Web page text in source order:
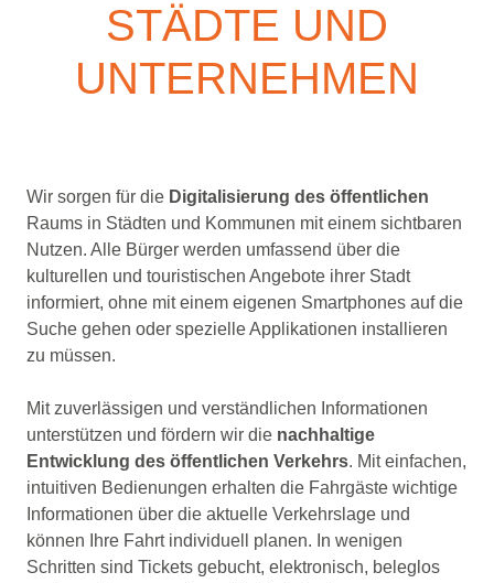
STÄDTE UND
UNTERNEHMEN
Wir sorgen für die Digitalisierung des öffentlichen
Raums in Städten und Kommunen mit einem sichtbaren
Nutzen. Alle Bürger werden umfassend über die
kulturellen und touristischen Angebote ihrer Stadt
informiert, ohne mit einem eigenen Smartphones auf die
Suche gehen oder spezielle Applikationen installieren
zu müssen.
Mit zuverlässigen und verständlichen Informationen
unterstützen und fördern wir die nachhaltige
Entwicklung des öffentlichen Verkehrs. Mit einfachen,
intuitiven Bedienungen erhalten die Fahrgäste wichtige
Informationen über die aktuelle Verkehrslage und
können Ihre Fahrt individuell planen. In wenigen
Schritten sind Tickets gebucht, elektronisch, beleglos